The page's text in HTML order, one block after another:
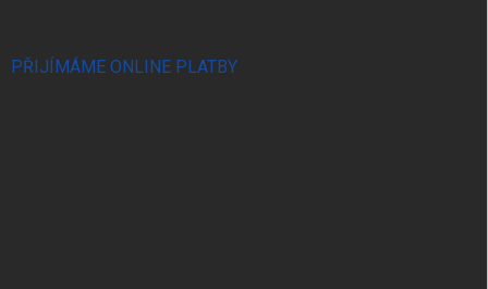
PŘIJÍMÁME ONLINE PLATBY